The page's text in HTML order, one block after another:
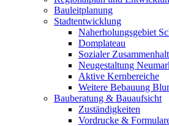
Bauleitplanung
Stadtentwicklung
Naherholungsgebiet
Domplateau
Sozialer
Neugestaltung
Aktive Kernbereiche
Weitere Bebauung
Bauberatung & Bauaufsicht
Zuständigkeiten
Vordrucke &